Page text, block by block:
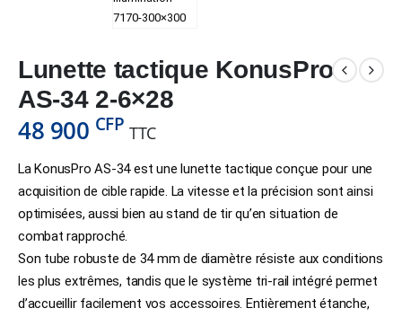
Lunette tactique KonusPro
AS-34 2-6×28
48 900 CFP TTC
La KonusPro AS-34 est une lunette tactique conçue pour une
acquisition de cible rapide. La vitesse et la précision sont ainsi
optimisées, aussi bien au stand de tir qu’en situation de
combat rapproché.
Son tube robuste de 34 mm de diamètre résiste aux conditions
les plus extrêmes, tandis que le système tri-rail intégré permet
d’accueillir facilement vos accessoires. Entièrement étanche,